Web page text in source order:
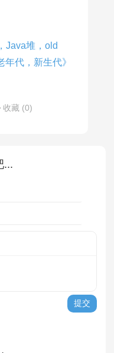
Java堆，old
代，新生代》
收藏 (0)
...
提交